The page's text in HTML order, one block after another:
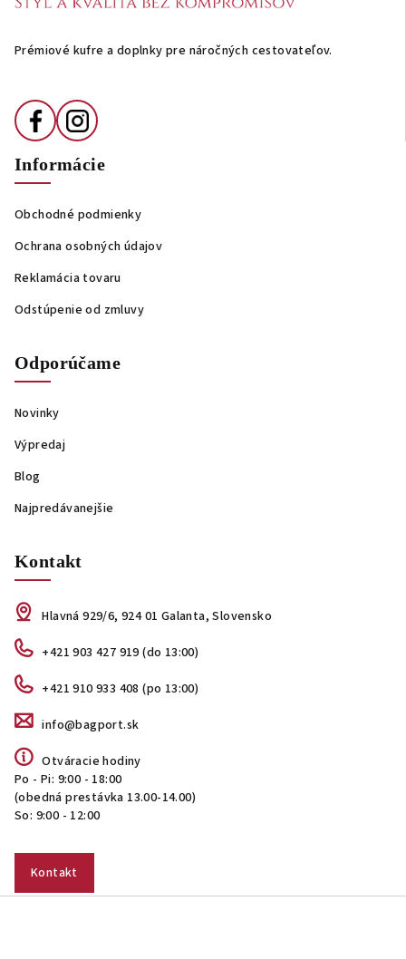
Prémiové kufre a doplnky pre náročných cestovateľov.
Informácie
Obchodné podmienky
Ochrana osobných údajov
Reklamácia tovaru
Odstúpenie od zmluvy
Odporúčame
Novinky
Výpredaj
Blog
Najpredávanejšie
Kontakt
Hlavná 929/6, 924 01 Galanta, Slovensko
+421 903 427 919 (do 13:00)
+421 910 933 408 (po 13:00)
info@bagport.sk
Otváracie hodiny
Po - Pi: 9:00 - 18:00
(obedná prestávka 13.00-14.00)
So: 9:00 - 12:00
Kontakt